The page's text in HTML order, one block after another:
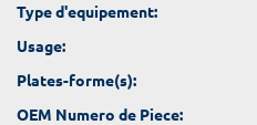
Type d'equipement:
Usage:
Plates-forme(s):
OEM Numero de Piece: